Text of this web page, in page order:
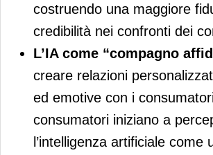
costruendo una maggiore
credibilità nei confronti dei
L’IA come “compagno
creare relazioni
ed emotive con i
consumatori iniziano a
l’intelligenza artificiale come